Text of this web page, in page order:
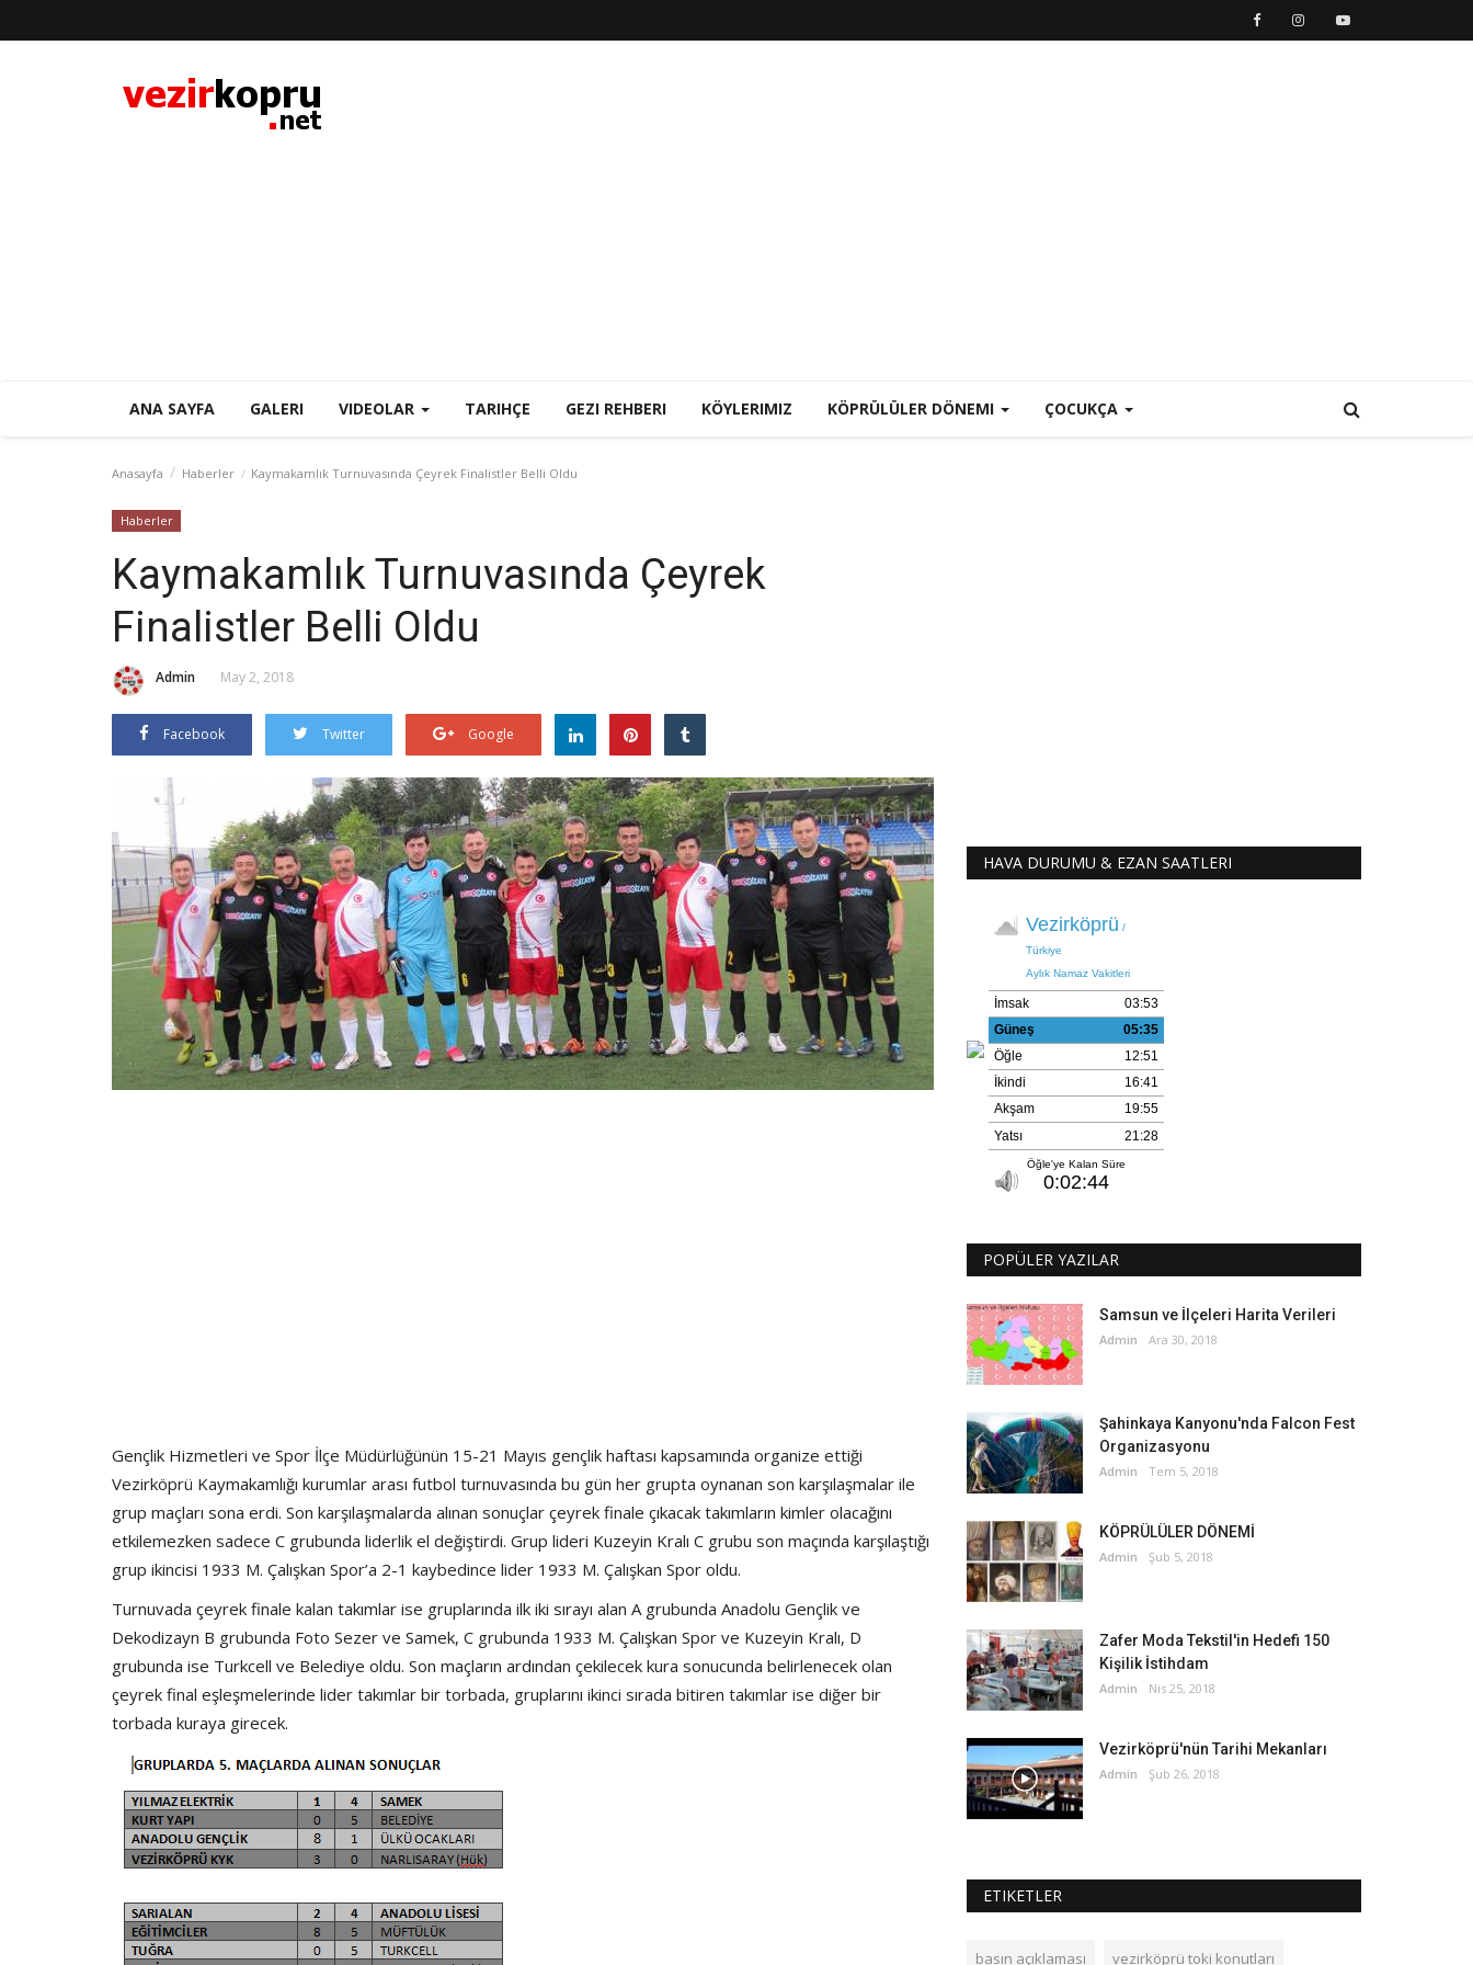
ANA SAYFA GALERI VIDEOLAR TARIHÇE GEZI REHBERI KÖYLERIMIZ KÖPRÜLÜLER DÖNEMI ÇOCUKÇA
Anasayfa Haberler Kaymakamlık Turnuvasında Çeyrek Finalistler Belli Oldu
Haberler
Kaymakamlık Turnuvasında Çeyrek
Finalistler Belli Oldu
Admin May 2, 2018
Facebook Twitter Google
Gençlik Hizmetleri ve Spor İlçe Müdürlüğünün 15-21 Mayıs gençlik haftası kapsamında organize ettiği
Vezirköprü Kaymakamlığı kurumlar arası futbol turnuvasında bu gün her grupta oynanan son karşılaşmalar ile
grup maçları sona erdi. Son karşılaşmalarda alınan sonuçlar çeyrek finale çıkacak takımların kimler olacağını
etkilemezken sadece C grubunda liderlik el değiştirdi. Grup lideri Kuzeyin Kralı C grubu son maçında karşılaştığı
grup ikincisi 1933 M. Çalışkan Spor’a 2-1 kaybedince lider 1933 M. Çalışkan Spor oldu.
Turnuvada çeyrek finale kalan takımlar ise gruplarında ilk iki sırayı alan A grubunda Anadolu Gençlik ve
Dekodizayn B grubunda Foto Sezer ve Samek, C grubunda 1933 M. Çalışkan Spor ve Kuzeyin Kralı, D
grubunda ise Turkcell ve Belediye oldu. Son maçların ardından çekilecek kura sonucunda belirlenecek olan
çeyrek final eşleşmelerinde lider takımlar bir torbada, gruplarını ikinci sırada bitiren takımlar ise diğer bir
torbada kuraya girecek.
HAVA DURUMU & EZAN SAATLERI
POPÜLER YAZILAR
Samsun ve İlçeleri Harita Verileri
Admin Ara 30, 2018
Şahinkaya Kanyonu'nda Falcon Fest
Organizasyonu
Admin Tem 5, 2018
KÖPRÜLÜLER DÖNEMİ
Admin Şub 5, 2018
Zafer Moda Tekstil'in Hedefi 150
Kişilik İstihdam
Admin Nis 25, 2018
Vezirköprü'nün Tarihi Mekanları
Admin Şub 26, 2018
ETIKETLER
basın açıklaması vezirköprü toki konutları